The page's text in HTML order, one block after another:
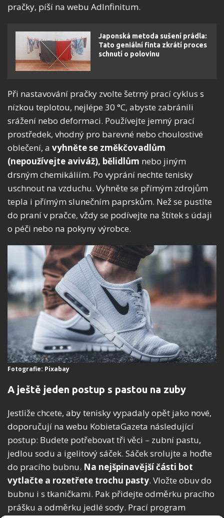
pračky, píší na webu AdInfinitum.
Japonská metoda sušení prádla:
Tato geniální finta zkrátí proces
schnutí o polovinu
Při nastavování pračky zvolte šetrný prací cyklus s
nízkou teplotou, nejlépe 30 °C, abyste zabránili
srážení nebo deformaci. Používejte jemný prací
prostředek, vhodný pro barevné nebo choulostivé
oblečení, a vyhněte se změkčovadlům
(nepoužívejte aviváž), bělidlům nebo jiným
drsným chemikáliím. Po vyprání nechte tenisky
uschnout na vzduchu. Vyhněte se přímým zdrojům
tepla i přímým slunečním paprskům. Než se pustíte
do praní v pračce, vždy se podívejte na štítek s údaji
o péči nebo na pokyny výrobce.
Fotografie: Pixabay
A ještě jeden postup s pastou na zuby
Jestliže chcete, aby tenisky vypadaly opět jako nové,
doporučují na webu KobietaGazeta následující
postup: Budete potřebovat tři věci – zubní pastu,
jedlou sodu a igelitový sáček. Sáček srolujte a hoďte
do pracího bubnu. Na nejšpinavější části bot
vytlačte a rozetřete trochu pasty. Vložte obuv do
bubnu i s tkaničkami. Pak přidejte odměrku pracího
prášku a odměrku jedlé sody. Prací program